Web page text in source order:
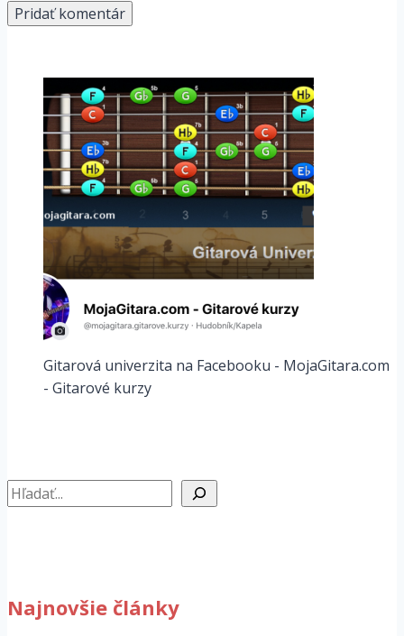
Gitarová univerzita na Facebooku - MojaGitara.com
- Gitarové kurzy
Hľadať
Najnovšie články